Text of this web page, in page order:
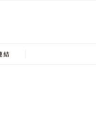
結